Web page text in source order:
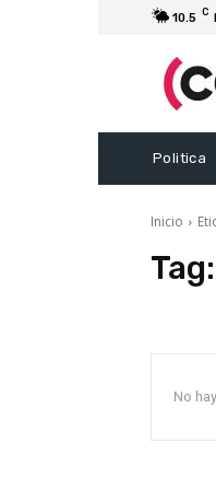
10.5 C
Politica
Inicio
Tag:
No